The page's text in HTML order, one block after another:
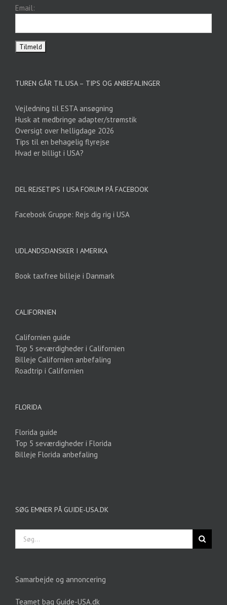
Email:
TUREN GÅR TIL USA – TIPS OG ANBEFALINGER
Vejledning til ESTA ansøgning
Husk at medbringe adapter/strømstik
Oversigt over helligdage 2026
Tips til en behagelig flyrejse
Hvad er billigt i USA?
DEL REJSETIPS I USA FORUM PÅ FACEBOOK
Facebook Gruppe: Rejs dig rig i USA
UDLANDSDANSKER I AMERIKA
Book taxfree billeje i Danmark
CALIFORNIEN
Californien guide
Top 5 seværdigheder i Californien
Billeje Californien anbefaling
Roadtrip i Californien
FLORIDA
Florida guide
Top 5 seværdigheder i Florida
Billeje Florida anbefaling
SØG EMNER PÅ GUIDE-USA.DK
Søg
efter:
Samarbejde og annoncering
Teamet bag Guide-USA.dk